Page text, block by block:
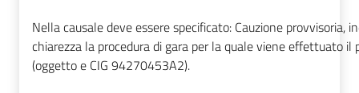
Nella causale deve essere specificato: Cauzione provvisoria,
chiarezza la procedura di gara per la quale viene effettuato il
(oggetto e CIG 94270453A2).